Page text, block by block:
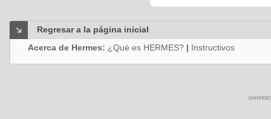
Regresar a la página inicial
Acerca de Hermes: ¿Qué es HERMES? | Instructivos